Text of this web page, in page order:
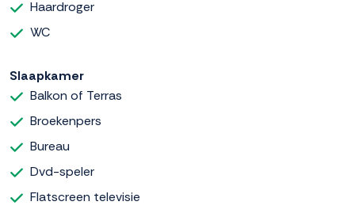
Haardroger
WC
Slaapkamer
Balkon of Terras
Broekenpers
Bureau
Dvd-speler
Flatscreen televisie